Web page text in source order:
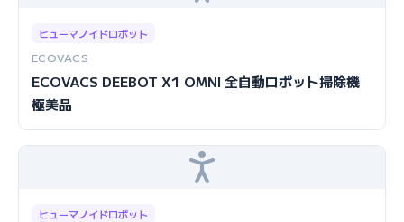
ヒューマノイドロボット
ECOVACS
ECOVACS DEEBOT X1 OMNI 全自動ロボット掃除機
極美品
ヒューマノイドロボット